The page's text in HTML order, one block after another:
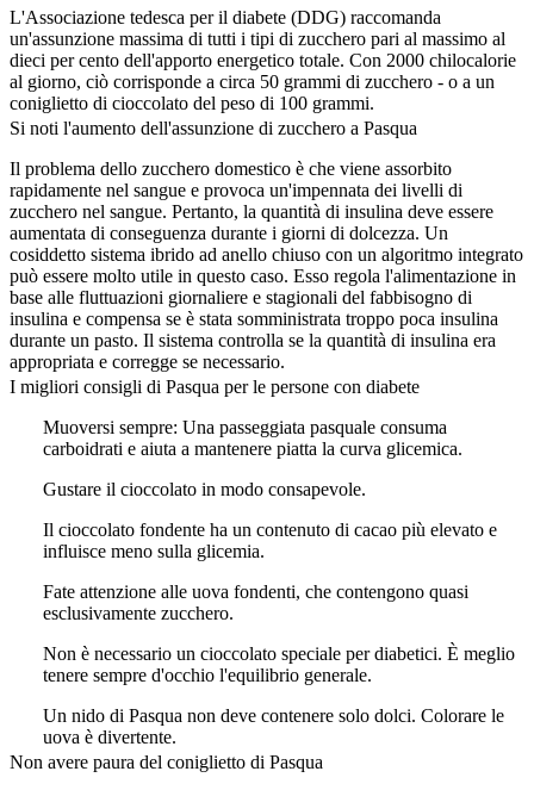
L'Associazione tedesca per il diabete (DDG) raccomanda
un'assunzione massima di tutti i tipi di zucchero pari al massimo al
dieci per cento dell'apporto energetico totale. Con 2000 chilocalorie
al giorno, ciò corrisponde a circa 50 grammi di zucchero - o a un
coniglietto di cioccolato del peso di 100 grammi.
Si noti l'aumento dell'assunzione di zucchero a Pasqua
Il problema dello zucchero domestico è che viene assorbito
rapidamente nel sangue e provoca un'impennata dei livelli di
zucchero nel sangue. Pertanto, la quantità di insulina deve essere
aumentata di conseguenza durante i giorni di dolcezza. Un
cosiddetto sistema ibrido ad anello chiuso con un algoritmo integrato
può essere molto utile in questo caso. Esso regola l'alimentazione in
base alle fluttuazioni giornaliere e stagionali del fabbisogno di
insulina e compensa se è stata somministrata troppo poca insulina
durante un pasto. Il sistema controlla se la quantità di insulina era
appropriata e corregge se necessario.
I migliori consigli di Pasqua per le persone con diabete
Muoversi sempre: Una passeggiata pasquale consuma
carboidrati e aiuta a mantenere piatta la curva glicemica.
Gustare il cioccolato in modo consapevole.
Il cioccolato fondente ha un contenuto di cacao più elevato e
influisce meno sulla glicemia.
Fate attenzione alle uova fondenti, che contengono quasi
esclusivamente zucchero.
Non è necessario un cioccolato speciale per diabetici. È meglio
tenere sempre d'occhio l'equilibrio generale.
Un nido di Pasqua non deve contenere solo dolci. Colorare le
uova è divertente.
Non avere paura del coniglietto di Pasqua